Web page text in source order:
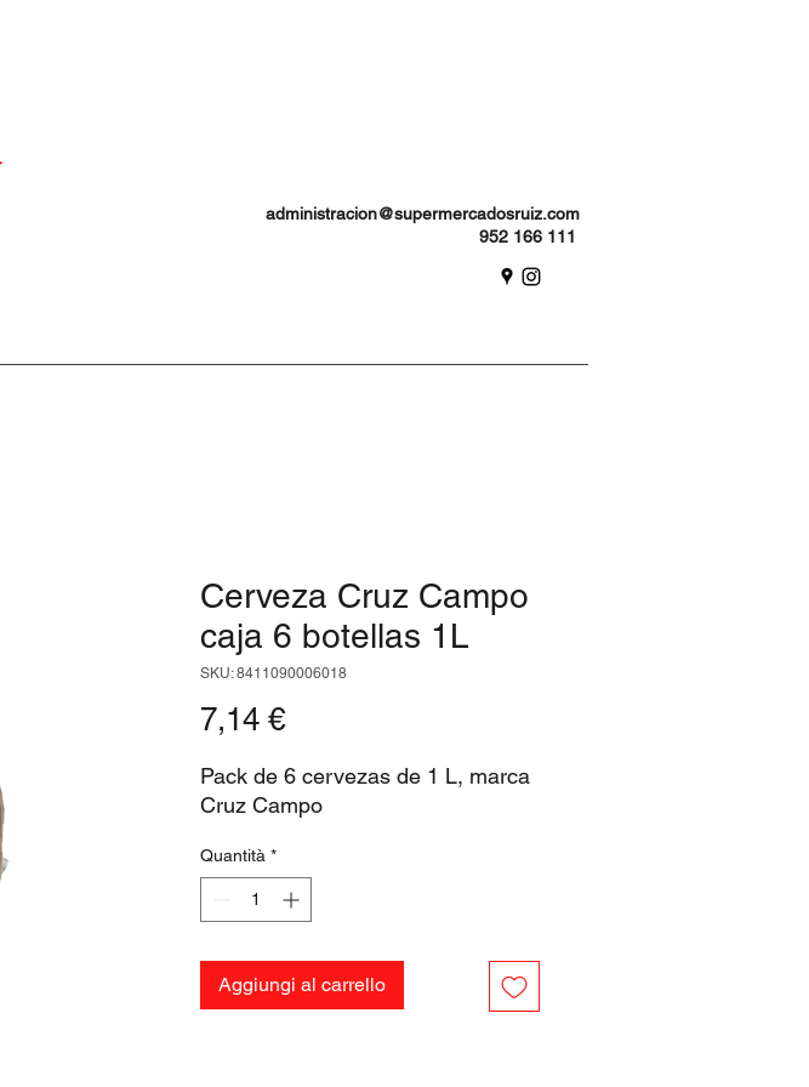
administracion@supermercadosruiz.com
952 166 111
Cerveza Cruz Campo
caja 6 botellas 1L
SKU: 8411090006018
7,14 €Prezzo
Pack de 6 cervezas de 1 L, marca
Cruz Campo
Quantità *
Aggiungi al carrello